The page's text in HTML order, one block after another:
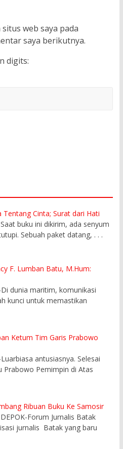
web saya pada
saya berikutnya.
digits:
Tentang Cinta; Surat dari Hati
buku ini dikirim, ada senyum
Sebuah paket datang, . . .
F. Lumban Batu, M.Hum:
dunia maritim, komunikasi
kunci untuk memastikan
Ketum Tim Garis Prabowo
antusiasnya. Selesai
Prabowo Pemimpin di Atas
Ribuan Buku Ke Samosir
Forum Jurnalis Batak
jurnalis Batak yang baru